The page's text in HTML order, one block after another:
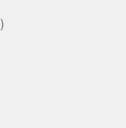
8